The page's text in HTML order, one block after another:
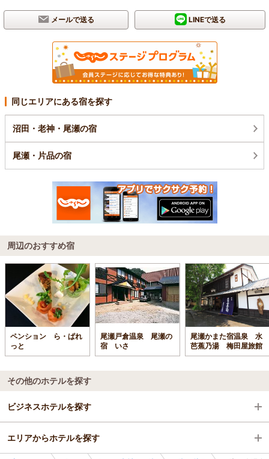
メールで送る LINEで送る
同じエリアにある宿を探す
沼田・老神・尾瀬の宿
尾瀬・片品の宿
周辺のおすすめ宿
ペンション ら・ぱれ
っと
尾瀬戸倉温泉 尾瀬の
宿 いさ
尾瀬かまた宿温泉 水
芭蕉乃湯 梅田屋旅館
その他のホテルを探す
ビジネスホテルを探す
群馬県
エリアからホテルを探す